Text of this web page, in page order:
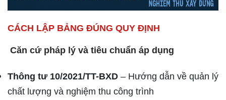
CÁCH LẬP BẢNG ĐÚNG QUY ĐỊNH
Căn cứ pháp lý và tiêu chuẩn áp dụng
Thông tư 10/2021/TT-BXD – Hướng dẫn về quản lý
chất lượng và nghiệm thu công trình